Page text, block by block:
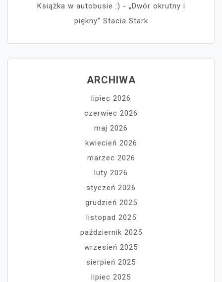
Książka w autobusie :) - „Dwór okrutny i
piękny” Stacia Stark
ARCHIWA
lipiec 2026
czerwiec 2026
maj 2026
kwiecień 2026
marzec 2026
luty 2026
styczeń 2026
grudzień 2025
listopad 2025
październik 2025
wrzesień 2025
sierpień 2025
lipiec 2025